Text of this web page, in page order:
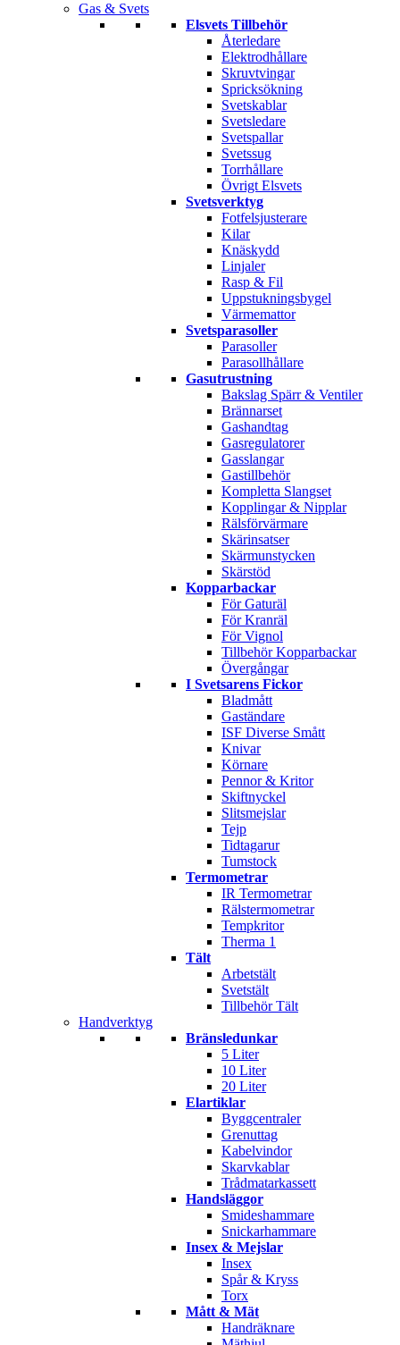
Gas & Svets
Elsvets Tillbehör
Återledare
Elektrodhållare
Skruvtvingar
Spricksökning
Svetskablar
Svetsledare
Svetspallar
Svetssug
Torrhållare
Övrigt Elsvets
Svetsverktyg
Fotfelsjusterare
Kilar
Knäskydd
Linjaler
Rasp & Fil
Uppstukningsbygel
Värmemattor
Svetsparasoller
Parasoller
Parasollhållare
Gasutrustning
Bakslag Spärr & Ventiler
Brännarset
Gashandtag
Gasregulatorer
Gasslangar
Gastillbehör
Kompletta Slangset
Kopplingar & Nipplar
Rälsförvärmare
Skärinsatser
Skärmunstycken
Skärstöd
Kopparbackar
För Gaturäl
För Kranräl
För Vignol
Tillbehör Kopparbackar
Övergångar
I Svetsarens Fickor
Bladmått
Gaständare
ISF Diverse Smått
Knivar
Körnare
Pennor & Kritor
Skiftnyckel
Slitsmejslar
Tejp
Tidtagarur
Tumstock
Termometrar
IR Termometrar
Rälstermometrar
Tempkritor
Therma 1
Tält
Arbetstält
Svetstält
Tillbehör Tält
Handverktyg
Bränsledunkar
5 Liter
10 Liter
20 Liter
Elartiklar
Byggcentraler
Grenuttag
Kabelvindor
Skarvkablar
Trådmatarkassett
Handsläggor
Smideshammare
Snickarhammare
Insex & Mejslar
Insex
Spår & Kryss
Torx
Mått & Mät
Handräknare